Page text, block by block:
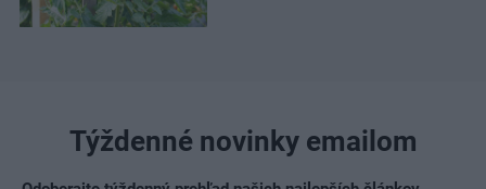
Týždenné novinky emailom